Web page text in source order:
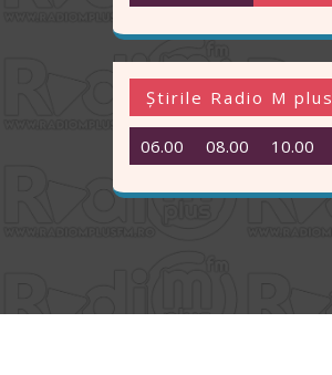
Știrile Radio M plus
06.00 08.00 10.00